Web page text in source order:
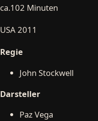
ca.102 Minuten
USA 2011
Regie
John Stockwell
Darsteller
Paz Vega